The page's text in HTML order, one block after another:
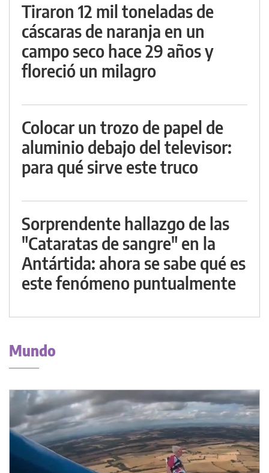
Tiraron 12 mil toneladas de
cáscaras de naranja en un
campo seco hace 29 años y
floreció un milagro
Colocar un trozo de papel de
aluminio debajo del televisor:
para qué sirve este truco
Sorprendente hallazgo de las
"Cataratas de sangre" en la
Antártida: ahora se sabe qué es
este fenómeno puntualmente
Mundo